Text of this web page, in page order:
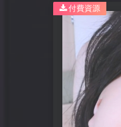
付費資源